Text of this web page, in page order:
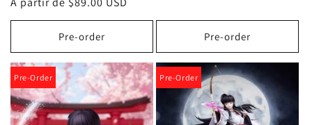
habitual
Pre-order Pre-order
Pre-Order Pre-Order